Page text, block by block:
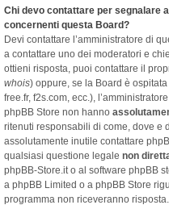
Chi devo contattare per segnalare
concernenti questa Board?
Devi contattare l’amministratore di
a contattare uno dei moderatori e
ottieni risposta, puoi contattare il
whois) oppure, se la Board è
free.fr, f2s.com, ecc.),
phpBB Store non hanno
ritenuti responsabili di come, dove e
assolutamente inutile contattare
qualsiasi questione legale non
phpBB-Store.it o al software phpBB
a phpBB Limited o a phpBB Store
programma non riceveranno risposta.